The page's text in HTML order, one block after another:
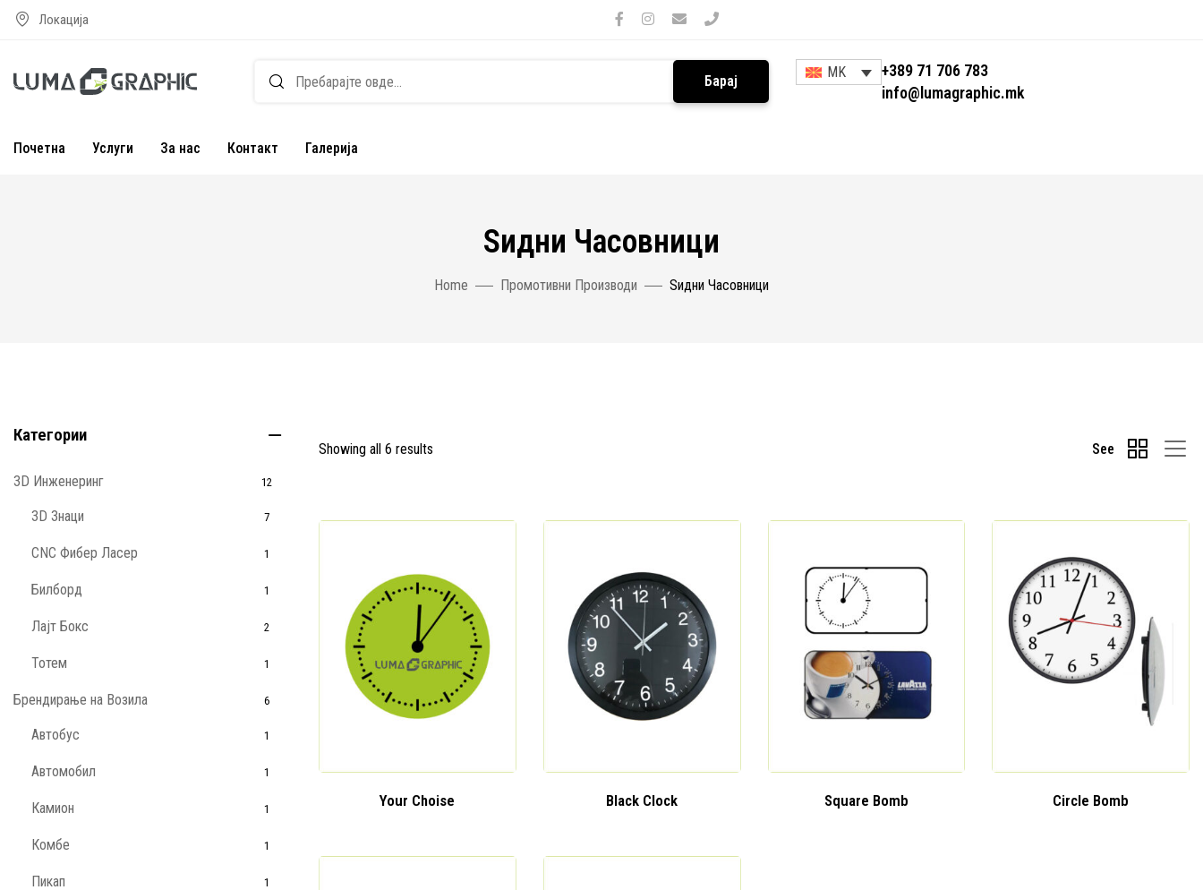
Локација
Барај
MK
+389 71 706 783
info@lumagraphic.mk
Почетна Услуги За нас Контакт Галерија
Ѕидни Часовници
Home Промотивни Производи Ѕидни Часовници
Showing all 6 results See
Your Choise Black Clock Square Bomb Circle Bomb
Категории
3D Инженеринг 12
3D Знаци 7
CNC Фибер Ласер 1
Билборд 1
Лајт Бокс 2
Тотем 1
Брендирање на Возила 6
Автобус 1
Автомобил 1
Камион 1
Комбе 1
Пикап 1